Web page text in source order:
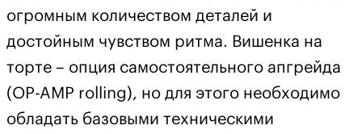
огромным количеством деталей и
достойным чувством ритма. Вишенка на
торте – опция самостоятельного апгрейда
(OP-AMP rolling), но для этого необходимо
обладать базовыми техническими